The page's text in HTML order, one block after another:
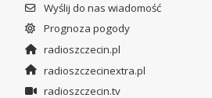
Wyślij do nas wiadomość
Prognoza pogody
radioszczecin.pl
radioszczecinextra.pl
radioszczecin.tv